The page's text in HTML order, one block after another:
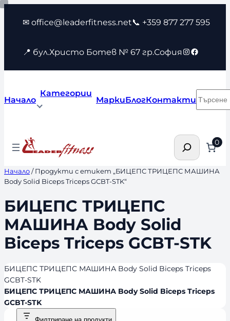
Към
съдържанието
✉ office@leaderfitness.net📞 +359 877 277 595
📍 бул.Христо Ботев № 67 гр.София Instagram
Facebook
Начало
Категории
МаркиБлогКонтакти
Търсене 0
Начало/ Продукти с етикет „БИЦЕПС ТРИЦЕПС МАШИНА
Body Solid Biceps Triceps GCBT-STK“
БИЦЕПС ТРИЦЕПС
МАШИНА Body Solid
Biceps Triceps GCBT-STK
БИЦЕПС ТРИЦЕПС МАШИНА Body Solid Biceps Triceps
GCBT-STK
БИЦЕПС ТРИЦЕПС МАШИНА Body Solid Biceps Triceps
GCBT-STK